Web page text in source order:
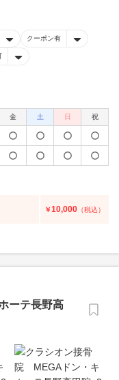
クーポン有
金 土 日 祝
￥10,000 （税込）
ーテ長野高